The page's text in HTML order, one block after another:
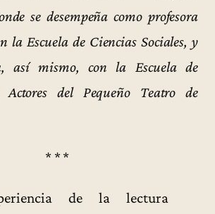
se desempeña como profesora
la Escuela de Ciencias Sociales, y
así mismo, con la Escuela de
Actores del Pequeño Teatro de
* * *
de la lectura